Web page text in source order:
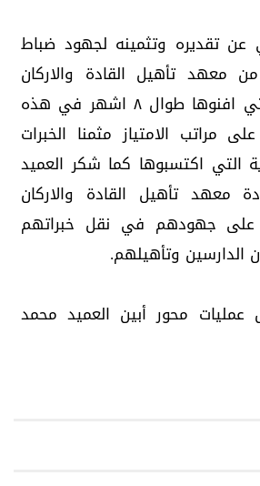
عن تقديره وتثمينه لجهود ضباط
معهد تأهيل القادة والاركان
وعلى جهودهم التي افنوها طوال ٨ اشهر في هذه
مراتب الامتياز مثمنا الخبرات
التي اكتسبوها كما شكر العميد
معهد تأهيل القادة والاركان
جهودهم في نقل خبراتهم
الدارسين وتأهيلهم.
عمليات محور أبين العميد محمد